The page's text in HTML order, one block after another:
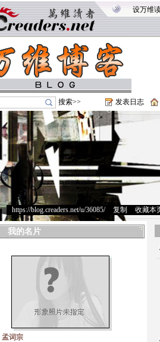
设万维
搜索>> 发表日志
https://blog.creaders.net/u/36085/> 复制 收藏本
我的名片
孟词宗